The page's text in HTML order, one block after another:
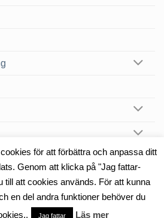
OSS KONTAKT
© Heat & Smoke AB
för att förbättra och anpassa ditt
Genom att klicka på "Jag fattar-
till att cookies används. För att kunna
en del andra funktioner behöver du
Jag fattar Läs mer